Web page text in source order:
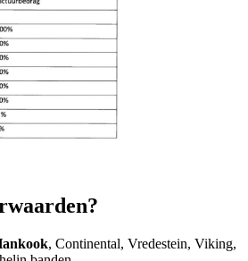
, Continental, Vredestein, Viking,